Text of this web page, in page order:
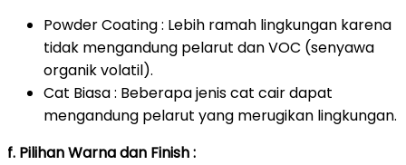
Powder Coating : Lebih ramah lingkungan karena
tidak mengandung pelarut dan VOC (senyawa
organik volatil).
Cat Biasa : Beberapa jenis cat cair dapat
mengandung pelarut yang merugikan lingkungan.
f. Pilihan Warna dan Finish :